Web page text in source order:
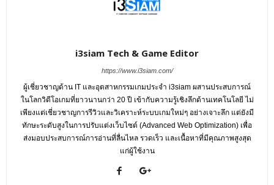
i3siam Tech & Game Editor
https://www.i3siam.com/
ผู้เชี่ยวชาญด้าน IT และอุตสาหกรรมเกมประจำ i3siam ผสานประสบการณ์
ในโลกวิดีโอเกมที่ยาวนานกว่า 20 ปี เข้ากับความรู้เชิงลึกด้านเทคโนโลยี ไม่
เพียงแต่เชี่ยวชาญการรีวิวและวิเคราะห์ระบบเกมใหม่ๆ อย่างเจาะลึก แต่ยังมี
ทักษะระดับสูงในการปรับแต่งเว็บไซต์ (Advanced Web Optimization) เพื่อ
ส่งมอบประสบการณ์การอ่านที่ลื่นไหล รวดเร็ว และเนื้อหาที่มีคุณภาพสูงสุด
แก่ผู้ใช้งาน